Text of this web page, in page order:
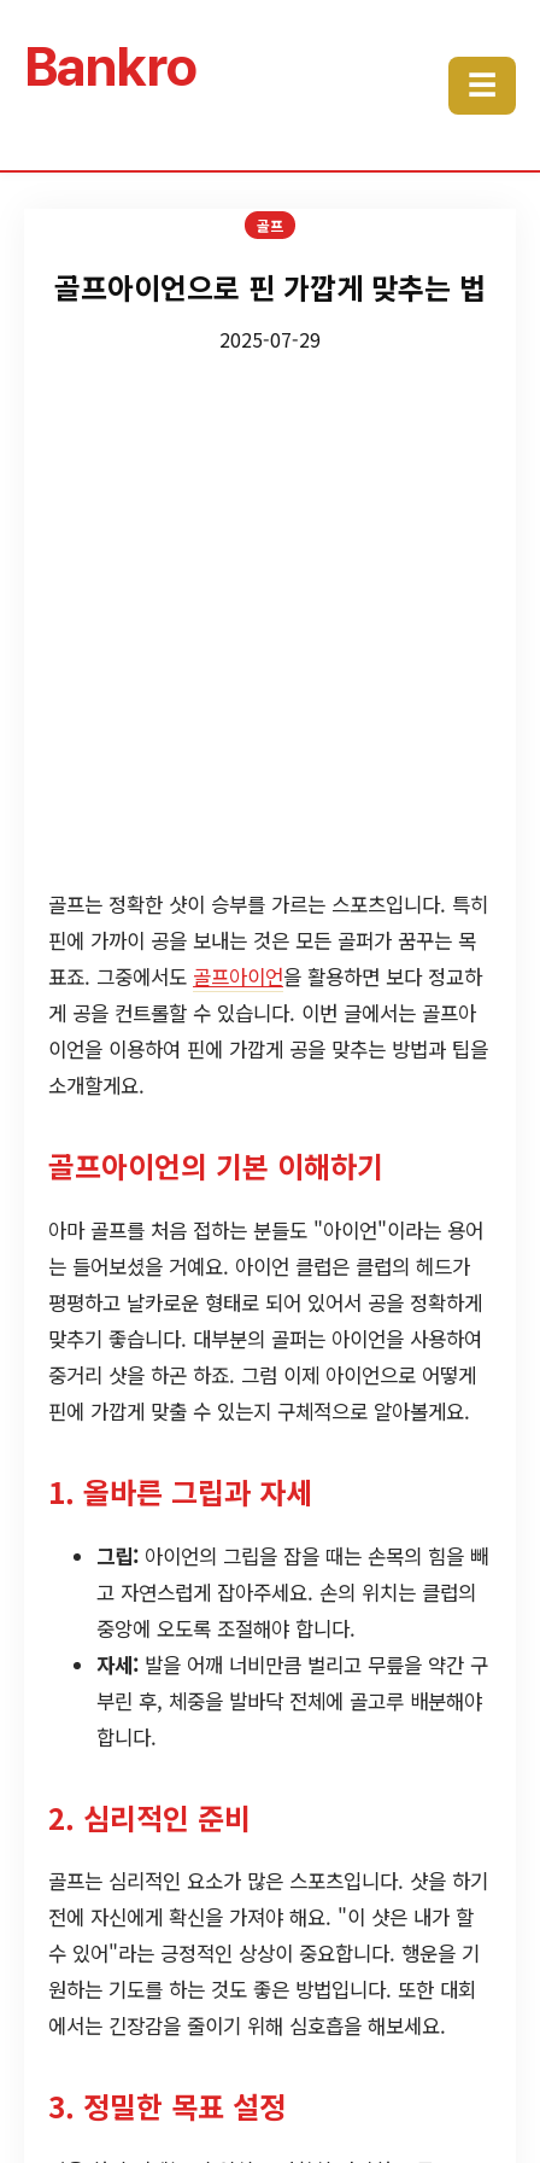
Bankro ☰
골프
골프아이언으로 핀 가깝게 맞추는 법
2025-07-29
골프는 정확한 샷이 승부를 가르는 스포츠입니다. 특히
핀에 가까이 공을 보내는 것은 모든 골퍼가 꿈꾸는 목
표죠. 그중에서도 골프아이언을 활용하면 보다 정교하
게 공을 컨트롤할 수 있습니다. 이번 글에서는 골프아
이언을 이용하여 핀에 가깝게 공을 맞추는 방법과 팁을
소개할게요.
골프아이언의 기본 이해하기
아마 골프를 처음 접하는 분들도 "아이언"이라는 용어
는 들어보셨을 거예요. 아이언 클럽은 클럽의 헤드가
평평하고 날카로운 형태로 되어 있어서 공을 정확하게
맞추기 좋습니다. 대부분의 골퍼는 아이언을 사용하여
중거리 샷을 하곤 하죠. 그럼 이제 아이언으로 어떻게
핀에 가깝게 맞출 수 있는지 구체적으로 알아볼게요.
1. 올바른 그립과 자세
그립: 아이언의 그립을 잡을 때는 손목의 힘을 빼
고 자연스럽게 잡아주세요. 손의 위치는 클럽의
중앙에 오도록 조절해야 합니다.
자세: 발을 어깨 너비만큼 벌리고 무릎을 약간 구
부린 후, 체중을 발바닥 전체에 골고루 배분해야
합니다.
2. 심리적인 준비
골프는 심리적인 요소가 많은 스포츠입니다. 샷을 하기
전에 자신에게 확신을 가져야 해요. "이 샷은 내가 할
수 있어"라는 긍정적인 상상이 중요합니다. 행운을 기
원하는 기도를 하는 것도 좋은 방법입니다. 또한 대회
에서는 긴장감을 줄이기 위해 심호흡을 해보세요.
3. 정밀한 목표 설정